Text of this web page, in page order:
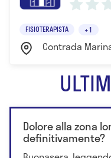
FISIOTERAPISTA +1
Contrada
Dolore alla zona
definitivamente?